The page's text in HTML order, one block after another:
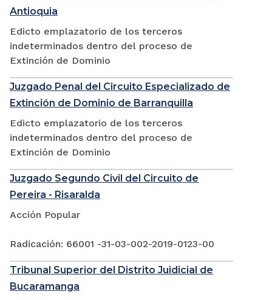
Antioquia
Edicto emplazatorio de los terceros
indeterminados dentro del proceso de
Extinción de Dominio
Juzgado Penal del Circuito Especializado de
Extinción de Dominio de Barranquilla
Edicto emplazatorio de los terceros
indeterminados dentro del proceso de
Extinción de Dominio
Juzgado Segundo Civil del Circuito de
Pereira - Risaralda
Acción Popular
Radicación: 66001 -31-03-002-2019-0123-00
Tribunal Superior del Distrito Juidicial de
Bucaramanga